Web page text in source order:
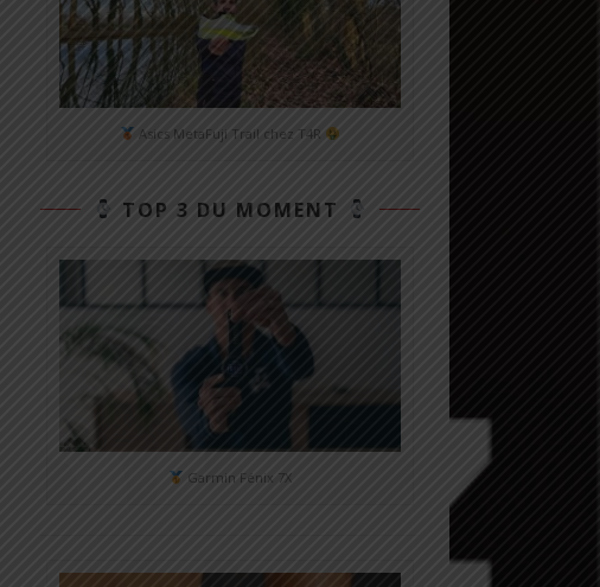
Asics MetaFuji Trail chez T4R
TOP 3 DU MOMENT
Garmin Fénix 7X